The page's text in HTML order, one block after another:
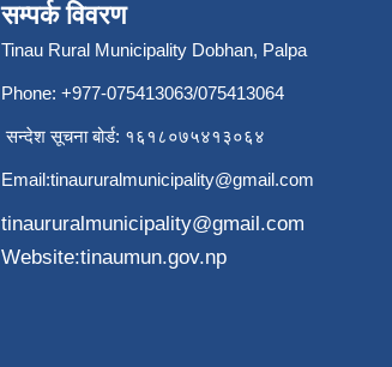
सम्पर्क विवरण
Tinau Rural Municipality Dobhan, Palpa
Phone: +977-075413063/075413064
सन्देश सूचना बोर्ड: १६१८०७५४१३०६४
Email:tinaururalmunicipality@gmail.com
tinaururalmunicipality@gmail.com
Website:tinaumun.gov.np